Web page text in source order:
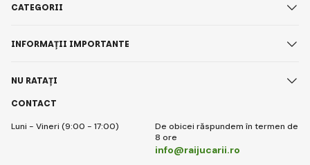
CONTACT
Luni - Vineri (9:00 - 17:00)
De obicei răspundem în termen de
8 ore
info@raijucarii.ro
CATEGORII
INFORMAȚII IMPORTANTE
NU RATAȚI